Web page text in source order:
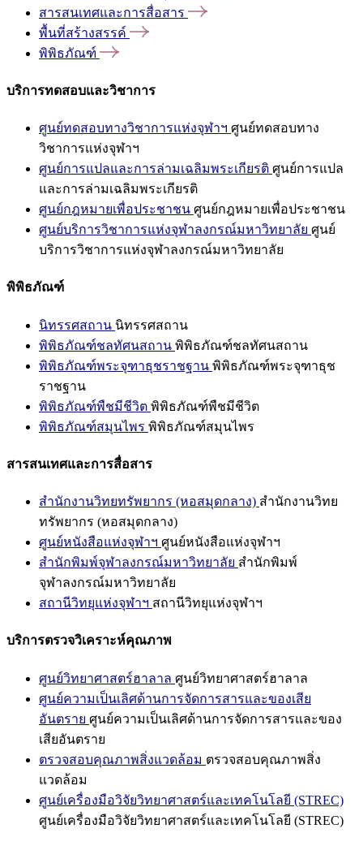
สารสนเทศและการสื่อสาร
พื้นที่สร้างสรรค์
พิพิธภัณฑ์
บริการทดสอบและวิชาการ
ศูนย์ทดสอบทางวิชาการแห่งจุฬาฯ ศูนย์ทดสอบทาง
วิชาการแห่งจุฬาฯ
ศูนย์การแปลและการล่ามเฉลิมพระเกียรติ ศูนย์การแปล
และการล่ามเฉลิมพระเกียรติ
ศูนย์กฎหมายเพื่อประชาชน ศูนย์กฎหมายเพื่อประชาชน
ศูนย์บริการวิชาการแห่งจุฬาลงกรณ์มหาวิทยาลัย ศูนย์
บริการวิชาการแห่งจุฬาลงกรณ์มหาวิทยาลัย
พิพิธภัณฑ์
นิทรรศสถาน นิทรรศสถาน
พิพิธภัณฑ์ชลทัศนสถาน พิพิธภัณฑ์ชลทัศนสถาน
พิพิธภัณฑ์พระจุฑาธุชราชฐาน พิพิธภัณฑ์พระจุฑาธุช
ราชฐาน
พิพิธภัณฑ์พืชมีชีวิต พิพิธภัณฑ์พืชมีชีวิต
พิพิธภัณฑ์สมุนไพร พิพิธภัณฑ์สมุนไพร
สารสนเทศและการสื่อสาร
สำนักงานวิทยทรัพยากร (หอสมุดกลาง) สำนักงานวิทย
ทรัพยากร (หอสมุดกลาง)
ศูนย์หนังสือแห่งจุฬาฯ ศูนย์หนังสือแห่งจุฬาฯ
สำนักพิมพ์จุฬาลงกรณ์มหาวิทยาลัย สำนักพิมพ์
จุฬาลงกรณ์มหาวิทยาลัย
สถานีวิทยุแห่งจุฬาฯ สถานีวิทยุแห่งจุฬาฯ
บริการตรวจวิเคราะห์คุณภาพ
ศูนย์วิทยาศาสตร์ฮาลาล ศูนย์วิทยาศาสตร์ฮาลาล
ศูนย์ความเป็นเลิศด้านการจัดการสารและของเสีย
อันตราย ศูนย์ความเป็นเลิศด้านการจัดการสารและของ
เสียอันตราย
ตรวจสอบคุณภาพสิ่งแวดล้อม ตรวจสอบคุณภาพสิ่ง
แวดล้อม
ศูนย์เครื่องมือวิจัยวิทยาศาสตร์และเทคโนโลยี (STREC)
ศูนย์เครื่องมือวิจัยวิทยาศาสตร์และเทคโนโลยี (STREC)